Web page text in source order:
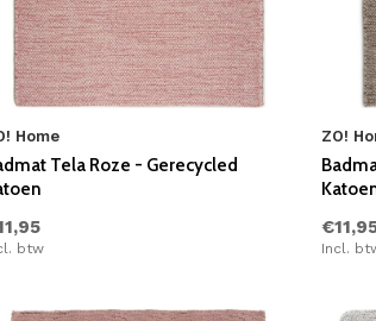
Home
Tela Roze - Gerecycled
btw
ZO!
Incl.